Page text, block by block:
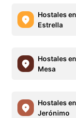
Hostales
Estrella
Hostales
Mesa
Hostales
Jerónimo